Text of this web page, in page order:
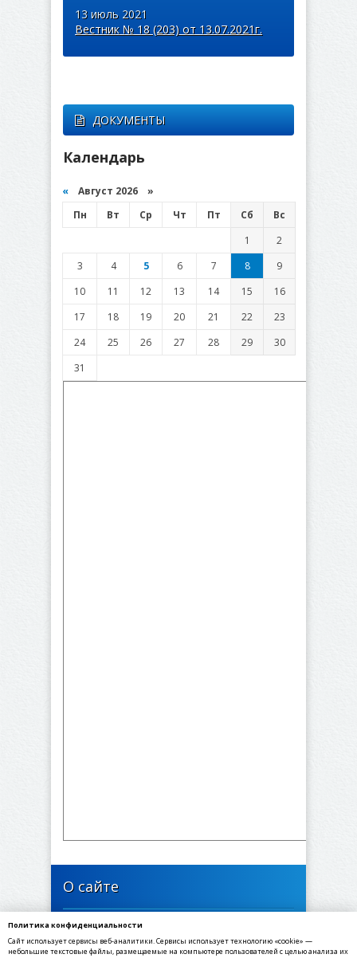
13 июль 2021
Вестник № 18 (203) от 13.07.2021г.
ДОКУМЕНТЫ
Календарь
« Август 2026 »
Пн
Вт Ср Чт Пт Сб
Вс
1
2
3
4 5 6 7 8
9
10
11 12 13 14 15
16
17
18 19 20 21 22
23
24
25 26 27 28 29
30
31
О сайте
446637, Самарская область, Богатовский район,
село Арзамасцевка, Школьная улица, 24
Политика конфиденциальности
Сайт использует сервисы веб-аналитики. Сервисы использует технологию «cookie» —
небольшие текстовые файлы, размещаемые на компьютере пользователей с целью анализа их